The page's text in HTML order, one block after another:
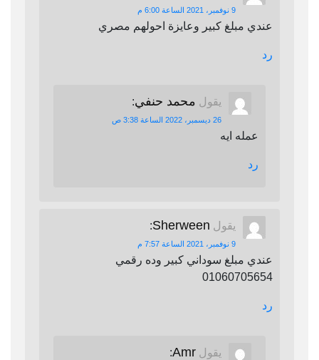
9 نوفمبر، 2021 الساعة 6:00 م
عندي مبلغ كبير وعايزة احولهم مصري
رد
يقول محمد حنفي:
26 ديسمبر، 2022 الساعة 3:38 ص
عمله ايه
رد
يقول Sherween
:
9 نوفمبر، 2021 الساعة 7:57 م
عندي مبلغ سوداني كبير وده رقمي
01060705654
رد
يقول Amr
: